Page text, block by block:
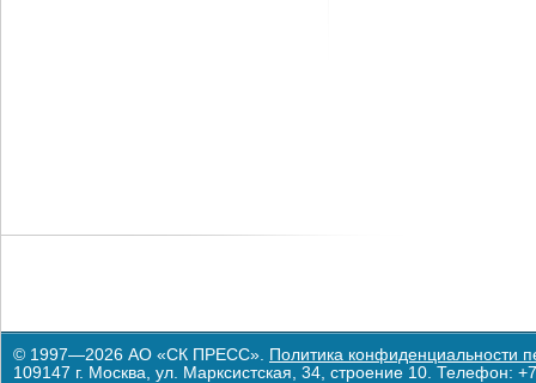
© 1997—2026 АО «СК ПРЕСС». Политика конфиденциальности
109147 г. Москва, ул. Марксистская, 34, строение 10. Телефон: